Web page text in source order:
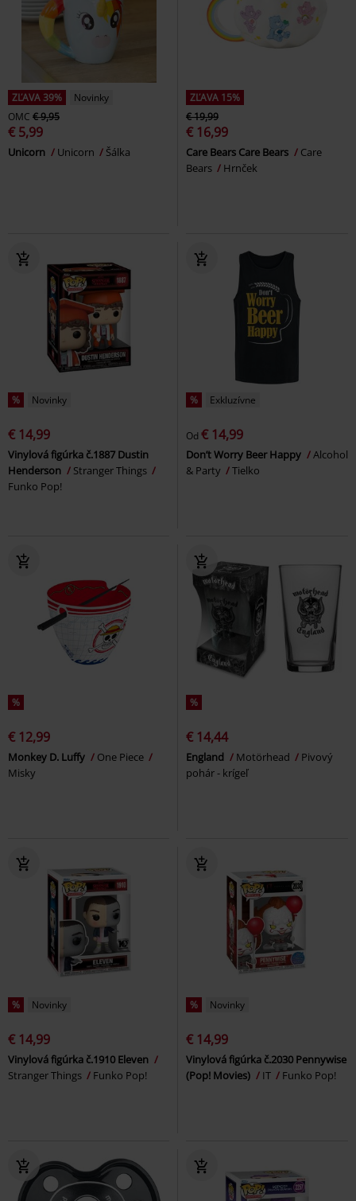
ZĽAVA 39%
Novinky
OMC € 9,95
€ 5,99
Unicorn Unicorn Šálka
ZĽAVA 15%
€ 19,99
€ 16,99
Care Bears Care Bears
Care
Bears
Hrnček
% Novinky
€ 14,99
Vinylová figúrka č.1887 Dustin
Henderson
Stranger Things
Funko Pop!
% Exkluzívne
Od € 14,99
Don’t Worry Beer Happy
Alcohol
& Party
Tielko
%
€ 12,99
Monkey D. Luffy
One Piece
Misky
%
€ 14,44
England Motörhead
Pivový
pohár - krígeľ
% Novinky
€ 14,99
Vinylová figúrka č.1910 Eleven
Stranger Things
Funko Pop!
% Novinky
€ 14,99
Vinylová figúrka č.2030 Pennywise
(Pop! Movies)
IT Funko Pop!